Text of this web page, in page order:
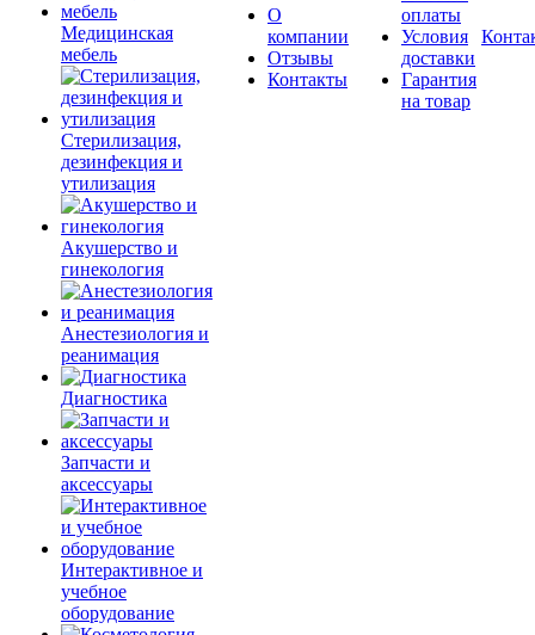
Медицинская
мебель
Стерилизация,
дезинфекция и
утилизация
Акушерство и
гинекология
Анестезиология и
реанимация
Диагностика
Запчасти и
аксессуары
Интерактивное и
учебное
оборудование
О
компании
Отзывы
Контакты
оплаты
Условия
доставки
Гарантия
на товар